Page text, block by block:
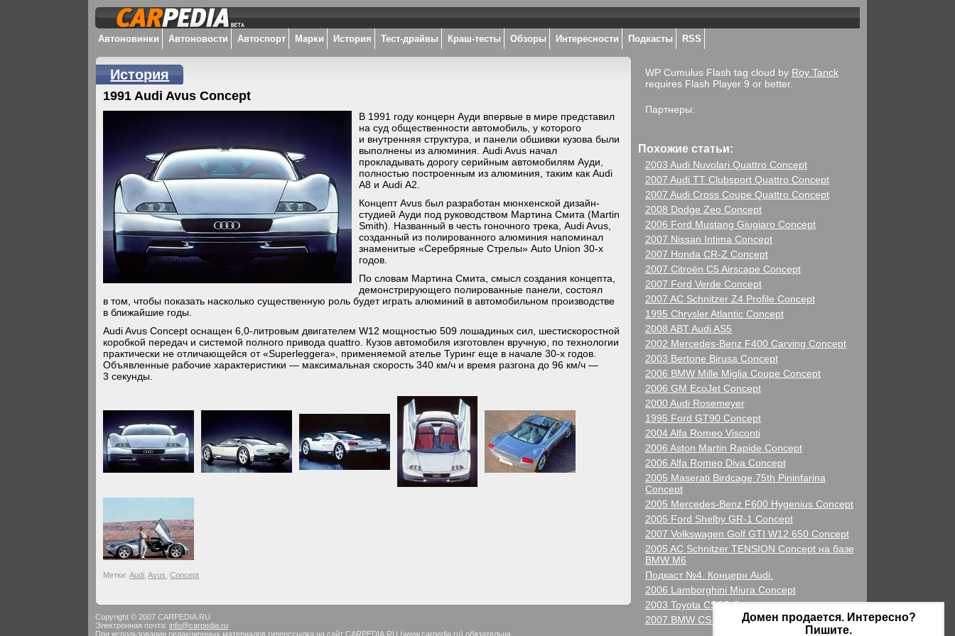
Автоновинки Автоновости Автоспорт Марки История Тест-драйвы Краш-тесты Обзоры Интересности Подкасты RSS
История
1991 Audi Avus Concept
В 1991 году концерн Ауди впервые в мире представил
на суд общественности автомобиль, у которого
и внутренняя структура, и панели обшивки кузова были
выполнены из алюминия. Audi Avus начал
прокладывать дорогу серийным автомобилям Ауди,
полностью построенным из алюминия, таким как Audi
A8 и Audi A2.
Концепт Avus был разработан мюнхенской дизайн-
студией Ауди под руководством Мартина Смита (Martin
Smith). Названный в честь гоночного трека, Audi Avus,
созданный из полированного алюминия напоминал
знаменитые «Серебряные Стрелы» Auto Union 30-х
годов.
По словам Мартина Смита, смысл создания концепта,
демонстрирующего полированные панели, состоял
в том, чтобы показать насколько существенную роль будет играть алюминий в автомобильном производстве
в ближайшие годы.
Audi Avus Concept оснащен 6,0-литровым двигателем W12 мощностью 509 лошадиных сил, шестискоростной
коробкой передач и системой полного привода quattro. Кузов автомобиля изготовлен вручную, по технологии
практически не отличающейся от «Superleggera», применяемой ателье Туринг еще в начале 30-х годов.
Объявленные рабочие характеристики — максимальная скорость 340 км/ч и время разгона до 96 км/ч —
3 секунды.
Метки:Audi ,Avus ,Concept
WP Cumulus Flash tag cloud by Roy Tanck
requires Flash Player 9 or better.
Партнеры:
Похожие статьи:
2003 Audi Nuvolari Quattro Concept
2007 Audi TT Clubsport Quattro Concept
2007 Audi Cross Coupe Quattro Concept
2008 Dodge Zeo Concept
2006 Ford Mustang Giugiaro Concept
2007 Nissan Intima Concept
2007 Honda CR-Z Concept
2007 Citroёn C5 Airscape Concept
2007 Ford Verde Concept
2007 AC Schnitzer Z4 Profile Concept
1995 Chrysler Atlantic Concept
2008 ABT Audi AS5
2002 Mercedes-Benz F400 Carving Concept
2003 Bertone Birusa Concept
2006 BMW Mille Miglia Coupe Concept
2006 GM EcoJet Concept
2000 Audi Rosemeyer
1995 Ford GT90 Concept
2004 Alfa Romeo Visconti
2006 Aston Martin Rapide Concept
2006 Alfa Romeo Diva Concept
2005 Maserati Birdcage 75th Pininfarina
Concept
2005 Mercedes-Benz F600 Hygenius Concept
2005 Ford Shelby GR-1 Concept
2007 Volkswagen Golf GTI W12 650 Concept
2005 AC Schnitzer TENSION Concept на базе
BMW M6
Подкаст №4. Концерн Audi.
2006 Lamborghini Miura Concept
2003 Toyota CS&S Concept
2007 BMW CS Concept
Copyright © 2007 CARPEDIA.RU
Электронная почта: info@carpedia.ru
При использовании редакционных материалов гиперссылка на сайт CARPEDIA.RU (www.carpedia.ru) обязательна.
Домен продается. Интересно?
Пишите.